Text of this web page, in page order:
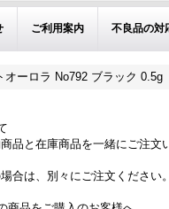
ご利用案内 不良品の対
オーロラ No792 ブラック 0.5g
品と在庫商品を一緒にご注
合は、別々にご注文ください。